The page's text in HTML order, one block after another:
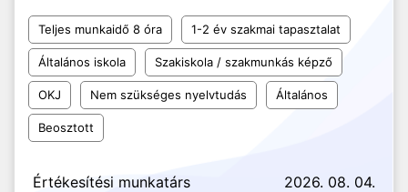
Teljes munkaidő 8 óra 1-2 év szakmai tapasztalat
Általános iskola Szakiskola / szakmunkás képző
OKJ Nem szükséges nyelvtudás Általános
Beosztott
Értékesítési munkatárs 2026. 08. 04.